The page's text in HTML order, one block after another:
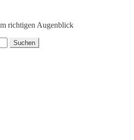
richtigen Augenblick
Suchen